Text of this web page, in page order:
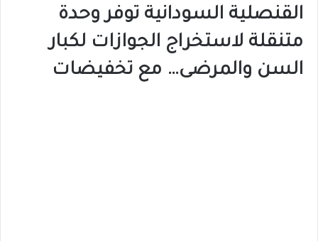
القنصلية السودانية توفر وحدة
متنقلة لاستخراج الجوازات لكبار
السن والمرضى… مع تخفيضات